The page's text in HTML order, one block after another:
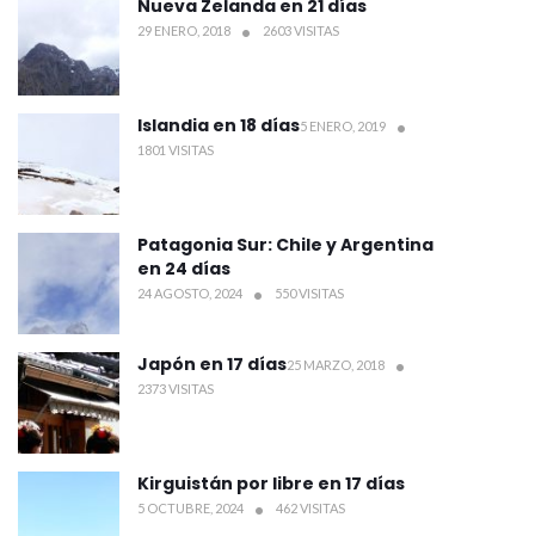
Nueva Zelanda en 21 días
29 ENERO, 2018 2603 VISITAS
Islandia en 18 días5 ENERO, 2019
1801 VISITAS
Patagonia Sur: Chile y Argentina
en 24 días
24 AGOSTO, 2024 550 VISITAS
Japón en 17 días25 MARZO, 2018
2373 VISITAS
Kirguistán por libre en 17 días
5 OCTUBRE, 2024 462 VISITAS